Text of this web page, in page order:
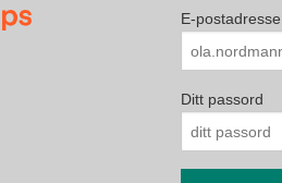
E-postadresse
Ditt passord